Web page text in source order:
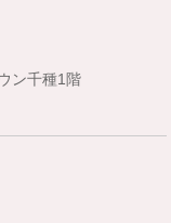
ン千種1階